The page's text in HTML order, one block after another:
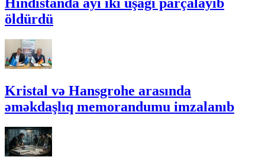
Hindistanda ayı iki uşağı parçalayıb
öldürdü
Kristal və Hansgrohe arasında
əməkdaşlıq memorandumu imzalanıb